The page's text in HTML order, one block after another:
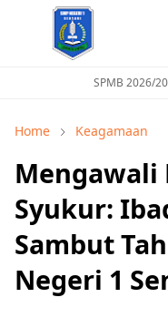
SPMB 2026/
Home Keagamaan
Mengawali
Syukur:
Sambut
Negeri 1